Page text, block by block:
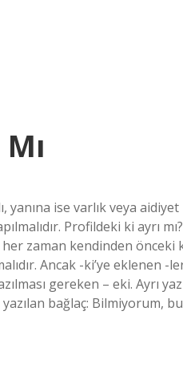
yanına ise varlık veya
Profildeki ki ayrı
zaman kendinden önceki
Ancak -ki’ye eklenen -
gereken – eki. Ayrı
bağlaç: Bilmiyorum,